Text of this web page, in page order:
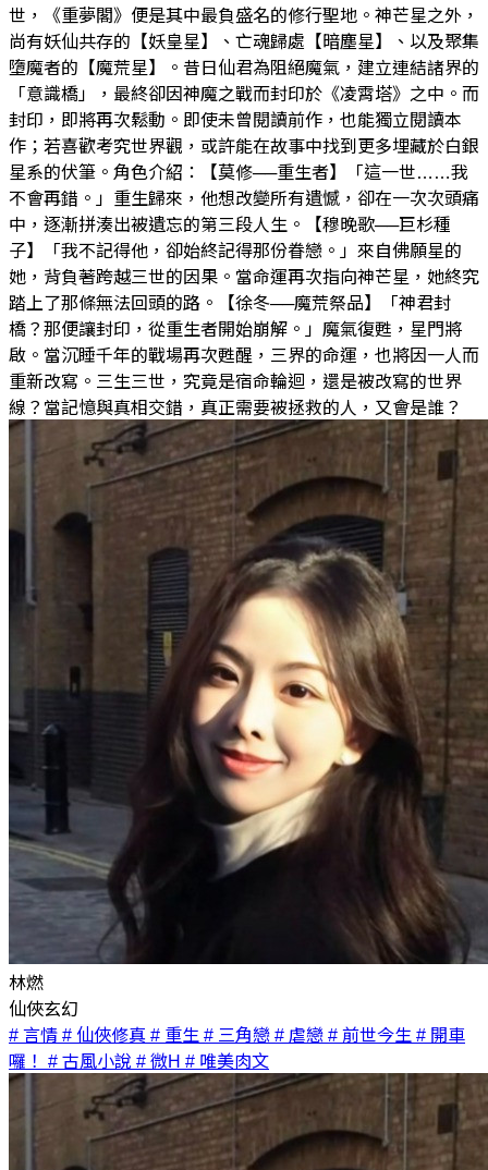
世，《重夢閣》便是其中最負盛名的修行聖地。神芒星之外，
尚有妖仙共存的【妖皇星】、亡魂歸處【暗塵星】、以及聚集
墮魔者的【魔荒星】。昔日仙君為阻絕魔氣，建立連結諸界的
「意識橋」，最終卻因神魔之戰而封印於《凌霄塔》之中。而
封印，即將再次鬆動。即使未曾閱讀前作，也能獨立閱讀本
作；若喜歡考究世界觀，或許能在故事中找到更多埋藏於白銀
星系的伏筆。角色介紹：【莫修──重生者】「這一世……我
不會再錯。」重生歸來，他想改變所有遺憾，卻在一次次頭痛
中，逐漸拼湊出被遺忘的第三段人生。【穆晚歌──巨杉種
子】「我不記得他，卻始終記得那份眷戀。」來自佛願星的
她，背負著跨越三世的因果。當命運再次指向神芒星，她終究
踏上了那條無法回頭的路。【徐冬──魔荒祭品】「神君封
橋？那便讓封印，從重生者開始崩解。」魔氣復甦，星門將
啟。當沉睡千年的戰場再次甦醒，三界的命運，也將因一人而
重新改寫。三生三世，究竟是宿命輪迴，還是被改寫的世界
線？當記憶與真相交錯，真正需要被拯救的人，又會是誰？
林燃
仙俠玄幻
# 言情 # 仙俠修真 # 重生 # 三角戀 # 虐戀 # 前世今生 # 開車
囉！
# 古風小說 # 微H # 唯美肉文